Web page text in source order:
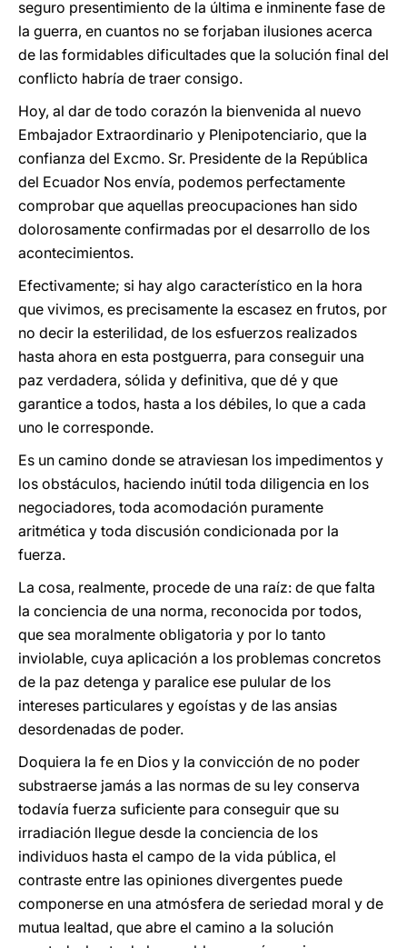
seguro presentimiento de la última e inminente fase de
la guerra, en cuantos no se forjaban ilusiones acerca
de las formidables dificultades que la solución final del
conflicto habría de traer consigo.
Hoy, al dar de todo corazón la bienvenida al nuevo
Embajador Extraordinario y Plenipotenciario, que la
confianza del Excmo. Sr. Presidente de la República
del Ecuador Nos envía, podemos perfectamente
comprobar que aquellas preocupaciones han sido
dolorosamente confirmadas por el desarrollo de los
acontecimientos.
Efectivamente; si hay algo característico en la hora
que vivimos, es precisamente la escasez en frutos, por
no decir la esterilidad, de los esfuerzos realizados
hasta ahora en esta postguerra, para conseguir una
paz verdadera, sólida y definitiva, que dé y que
garantice a todos, hasta a los débiles, lo que a cada
uno le corresponde.
Es un camino donde se atraviesan los impedimentos y
los obstáculos, haciendo inútil toda diligencia en los
negociadores, toda acomodación puramente
aritmética y toda discusión condicionada por la
fuerza.
La cosa, realmente, procede de una raíz: de que falta
la conciencia de una norma, reconocida por todos,
que sea moralmente obligatoria y por lo tanto
inviolable, cuya aplicación a los problemas concretos
de la paz detenga y paralice ese pulular de los
intereses particulares y egoístas y de las ansias
desordenadas de poder.
Doquiera la fe en Dios y la convicción de no poder
substraerse jamás a las normas de su ley conserva
todavía fuerza suficiente para conseguir que su
irradiación llegue desde la conciencia de los
individuos hasta el campo de la vida pública, el
contraste entre las opiniones divergentes puede
componerse en una atmósfera de seriedad moral y de
mutua lealtad, que abre el camino a la solución